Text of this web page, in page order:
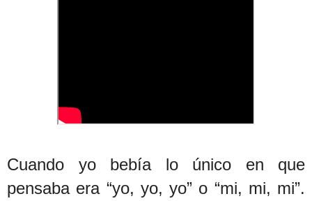
Cuando yo bebía lo único en que
pensaba era “yo, yo, yo” o “mi, mi, mi”.